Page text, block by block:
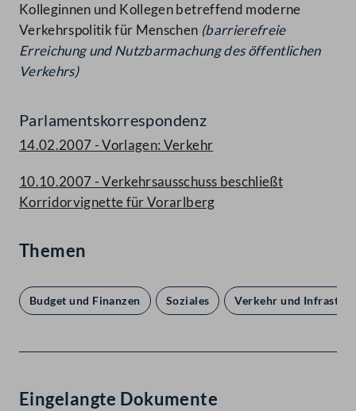
Kolleginnen und Kollegen betreffend moderne
Verkehrspolitik für Menschen (barrierefreie
Erreichung und Nutzbarmachung des öffentlichen
Verkehrs)
Parlamentskorrespondenz
14.02.2007 - Vorlagen: Verkehr
10.10.2007 - Verkehrsausschuss beschließt
Korridorvignette für Vorarlberg
Themen
Budget und Finanzen Soziales Verkehr und
Eingelangte Dokumente